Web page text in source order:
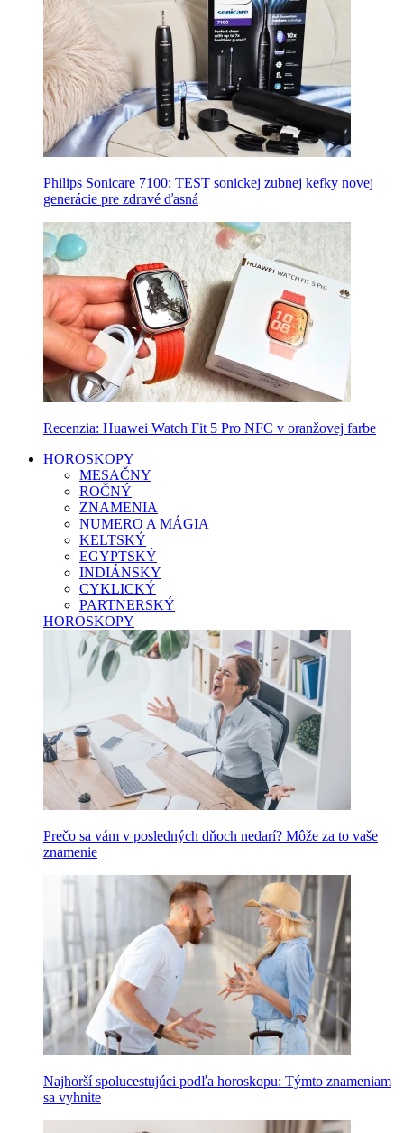
Philips Sonicare 7100: TEST sonickej zubnej kefky novej
generácie pre zdravé ďasná
Recenzia: Huawei Watch Fit 5 Pro NFC v oranžovej farbe
HOROSKOPY
MESAČNY
ROČNÝ
ZNAMENIA
NUMERO A MÁGIA
KELTSKÝ
EGYPTSKÝ
INDIÁNSKY
CYKLICKÝ
PARTNERSKÝ
HOROSKOPY
Prečo sa vám v posledných dňoch nedarí? Môže za to vaše
znamenie
Najhorší spolucestujúci podľa horoskopu: Týmto znameniam
sa vyhnite